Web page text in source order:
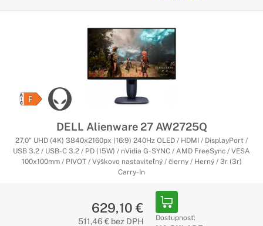
DELL Alienware 27 AW2725Q
27,0" UHD (4K) 3840x2160px (16:9) 240Hz OLED / HDMI / DisplayPort /
USB 3.2 / USB-C 3.2 / PD (15W) / nVidia G-SYNC / AMD FreeSync / VESA
100x100mm / PIVOT / Výškovo nastaviteľný / čierny / Herný / 3r (3r)
Carry-In
629,10 €
511,46 € bez DPH Dostupnosť: